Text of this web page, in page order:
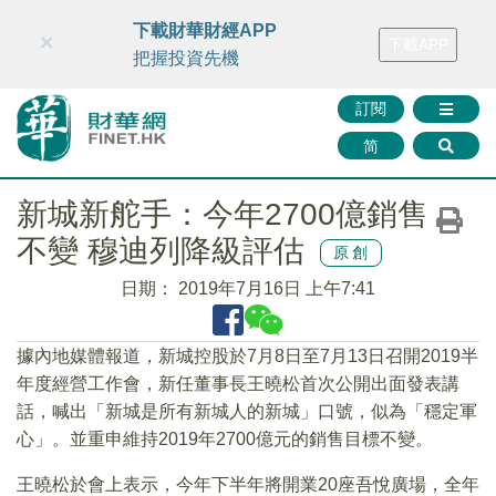
財華智庫網 FINTV FINMETA 財華證券 媒體矩陣
訂閱
简
×
下載財華財經APP
把握投資先機
新城新舵手：今年2700億銷售
不變 穆迪列降級評估
原創
日期： 2019年7月16日 上午7:41
據內地媒體報道，新城控股於7月8日至7月13日召開2019半
年度經營工作會，新任董事長王曉松首次公開出面發表講
話，喊出「新城是所有新城人的新城」口號，似為「穩定軍
心」。並重申維持2019年2700億元的銷售目標不變。
王曉松於會上表示，今年下半年將開業20座吾悅廣場，全年